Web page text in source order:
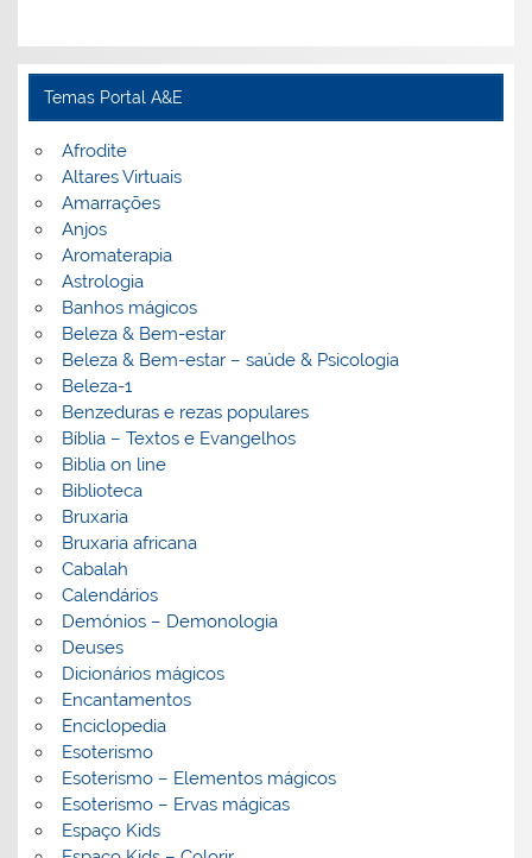
Temas Portal A&E
Afrodite
Altares Virtuais
Amarrações
Anjos
Aromaterapia
Astrologia
Banhos mágicos
Beleza & Bem-estar
Beleza & Bem-estar – saúde & Psicologia
Beleza-1
Benzeduras e rezas populares
Bíblia – Textos e Evangelhos
Biblia on line
Biblioteca
Bruxaria
Bruxaria africana
Cabalah
Calendários
Demónios – Demonologia
Deuses
Dicionários mágicos
Encantamentos
Enciclopedia
Esoterismo
Esoterismo – Elementos mágicos
Esoterismo – Ervas mágicas
Espaço Kids